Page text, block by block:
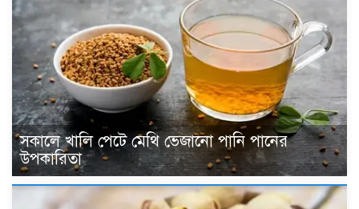
সকালে খালি পেটে মেথি ভেজানো পানি পানের
উপকারিতা